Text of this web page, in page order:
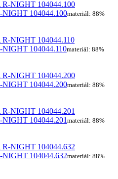
104044.100materiál: 88%
104044.110materiál: 88%
104044.200materiál: 88%
104044.201 materiál: 88%
104044.632materiál: 88%